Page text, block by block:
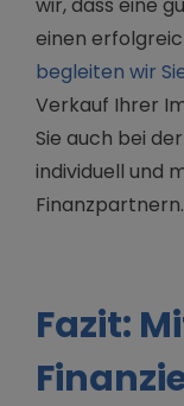
wir, dass eine
einen
begleiten wir
Verkauf Ihrer
Sie auch bei
individuell und
Finanzpartnern.
Fazit: